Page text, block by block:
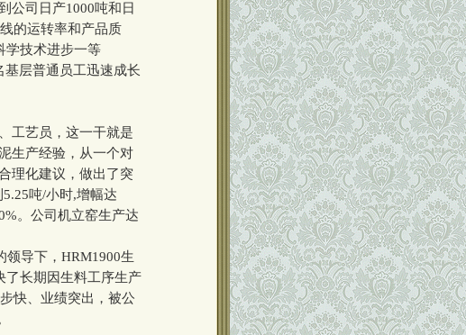
公司日产1000吨和日
的运转率和产品质
学技术进步一等
基层普通员工迅速成长
工艺员，这一干就是
生产经验，从一个对
理化建议，做出了突
吨/小时,增幅达
。公司机立窑生产达
导下，HRM1900生
了长期因生料工序生产
快、业绩突出，被公